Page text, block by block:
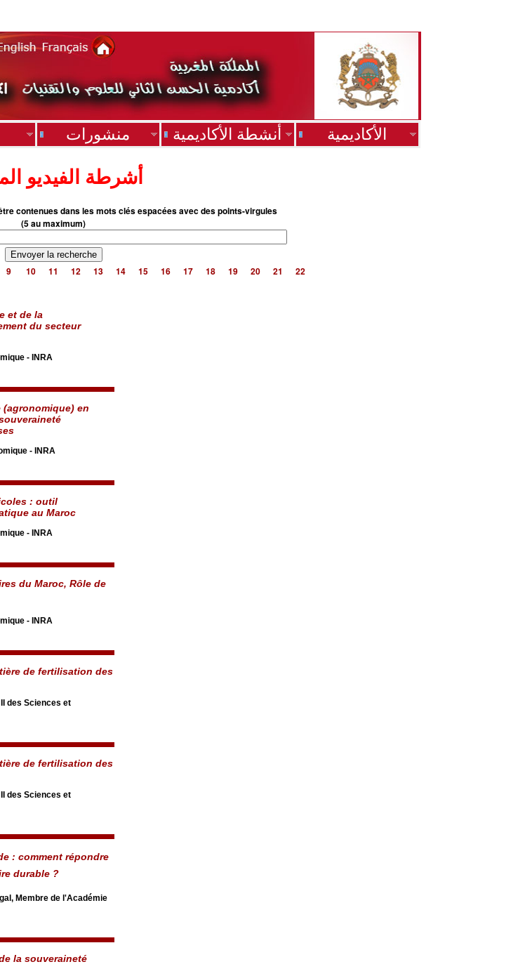
منشورات أنشطة الأكاديمية الأكاديمية
أشرطة الفيديو
contenues dans les mots clés espacées avec des points-virgules
(5 au maximum)
9 10 11 12 13 14 15 16 17 18 19 20 21 22
et de la
du secteur
- INRA
en
- INRA
: outil
au Maroc
- INRA
du Maroc, Rôle de
- INRA
de fertilisation des
des Sciences et
de fertilisation des
des Sciences et
: comment répondre
durable ?
Membre de l'Académie
la souveraineté